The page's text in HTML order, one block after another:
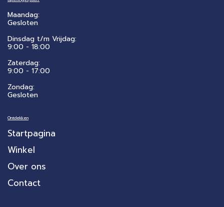
Maandag:
Gesloten
Dinsdag t/m Vrijdag:
9:00 - 18:00
Zaterdag:
​9:00 - 17:00
Zondag:
Gesloten
Ontdekken
Startpagina
Winkel
Over ons
Contact